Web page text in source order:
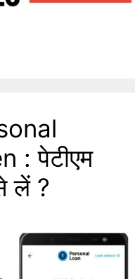
: पेटीएम
लें ?